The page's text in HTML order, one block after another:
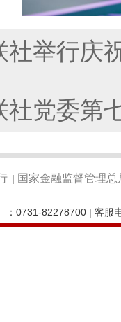
社举行庆
社党委第
| 国家金融监督管理总
：0731-82278700 | 客服